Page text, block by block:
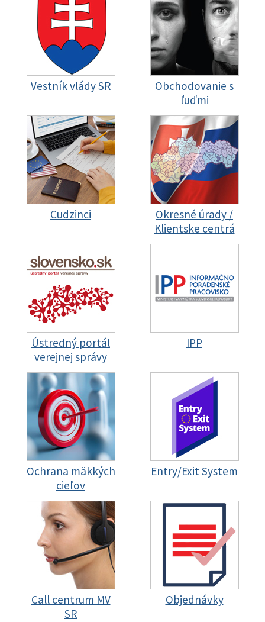
Vestník vlády SR
Obchodovanie s
ľuďmi
Cudzinci
Okresné úrady /
Klientske centrá
Ústredný portál
verejnej správy
IPP
Ochrana mäkkých
cieľov
Entry/Exit System
Call centrum MV
SR
Objednávky